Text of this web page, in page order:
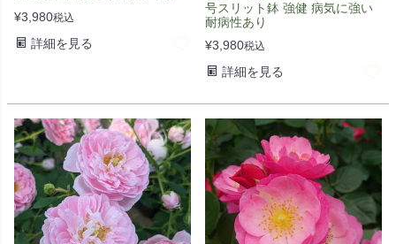
¥3,980税込
詳細を見る
号スリット鉢 強健 病気に強い
耐病性あり
¥3,980税込
詳細を見る